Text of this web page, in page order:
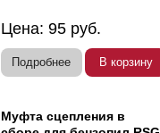
Цена: 95 руб.
Подробнее В корзину
Муфта сцепления в